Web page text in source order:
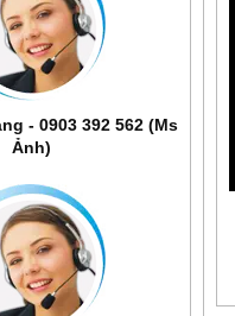
- 0903 392 562 (Ms
Ảnh)